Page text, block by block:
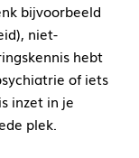
bijvoorbeeld
niet-
hebt
of iets
inzet in je
plek.